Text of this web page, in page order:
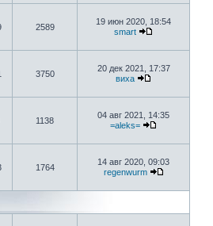
2589
19 июн 2020, 18:54
smart
3750
20 дек 2021, 17:37
виха
1138
04 авг 2021, 14:35
=aleks=
1764
14 авг 2020, 09:03
regenwurm